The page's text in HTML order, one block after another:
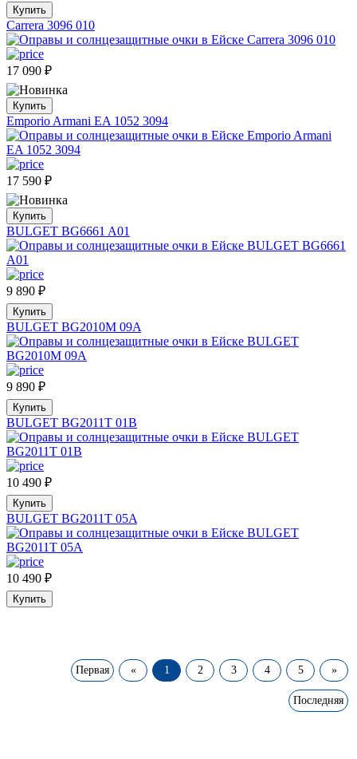
Купить
Carrera 3096 010
17 090 ₽
Купить
Emporio Armani EA 1052 3094
17 590 ₽
Купить
BULGET BG6661 A01
9 890 ₽
Купить
BULGET BG2010M 09A
9 890 ₽
Купить
BULGET BG2011T 01B
10 490 ₽
Купить
BULGET BG2011T 05A
10 490 ₽
Купить
Первая « 1 2 3 4 5 »
Последняя